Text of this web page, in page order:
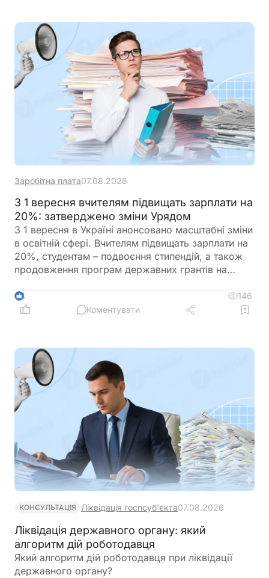
Заробітна плата07.08.2026
З 1 вересня вчителям підвищать зарплати на
20%: затверджено зміни Урядом
З 1 вересня в Україні анонсовано масштабні зміни
в освітній сфері. Вчителям підвищать зарплати на
20%, студентам – подвоєння стипендій, а також
продовження програм державних грантів на
праці педагогів, яка передбачає нові посадові
оклади та поступовий перехід від Єдиної тарифної
4
146
Коментувати
КОНСУЛЬТАЦІЯ Ліквідація госпсуб'єкта07.08.2026
Ліквідація державного органу: який
алгоритм дій роботодавця
Який алгоритм дій роботодавця при ліквідації
державного органу?